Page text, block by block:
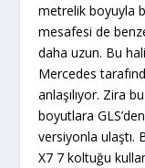
metrelik boyuyla
mesafesi de
daha uzun. Bu
Mercedes
anlaşılıyor. Zira
boyutlara
versiyonla ulaştı.
X7 7 koltuğu